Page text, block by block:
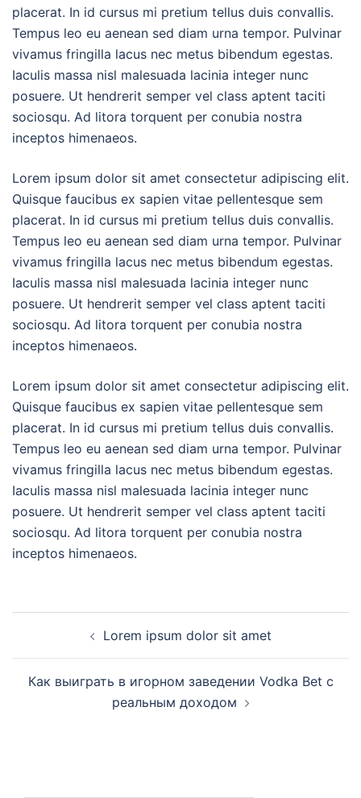
placerat. In id cursus mi pretium tellus duis convallis.
Tempus leo eu aenean sed diam urna tempor. Pulvinar
vivamus fringilla lacus nec metus bibendum egestas.
Iaculis massa nisl malesuada lacinia integer nunc
posuere. Ut hendrerit semper vel class aptent taciti
sociosqu. Ad litora torquent per conubia nostra
inceptos himenaeos.
Lorem ipsum dolor sit amet consectetur adipiscing elit.
Quisque faucibus ex sapien vitae pellentesque sem
placerat. In id cursus mi pretium tellus duis convallis.
Tempus leo eu aenean sed diam urna tempor. Pulvinar
vivamus fringilla lacus nec metus bibendum egestas.
Iaculis massa nisl malesuada lacinia integer nunc
posuere. Ut hendrerit semper vel class aptent taciti
sociosqu. Ad litora torquent per conubia nostra
inceptos himenaeos.
Lorem ipsum dolor sit amet consectetur adipiscing elit.
Quisque faucibus ex sapien vitae pellentesque sem
placerat. In id cursus mi pretium tellus duis convallis.
Tempus leo eu aenean sed diam urna tempor. Pulvinar
vivamus fringilla lacus nec metus bibendum egestas.
Iaculis massa nisl malesuada lacinia integer nunc
posuere. Ut hendrerit semper vel class aptent taciti
sociosqu. Ad litora torquent per conubia nostra
inceptos himenaeos.
navigationLorem ipsum dolor sit amet
Как выиграть в игорном заведении Vodka Bet с
реальным доходом